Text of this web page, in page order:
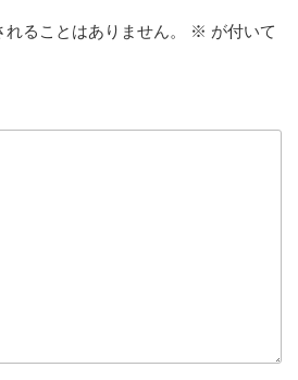
ることはありません。 ※ が付いて